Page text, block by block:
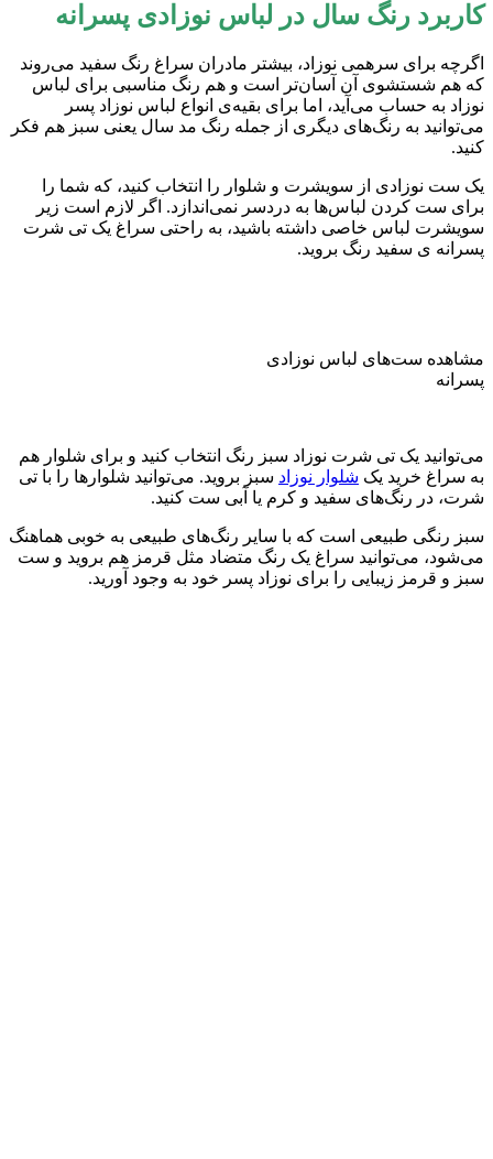
کاربرد رنگ سال در لباس نوزادی پسرانه
اگرچه برای سرهمی نوزاد، بیشتر مادران سراغ رنگ سفید می‌روند
که هم شستشوی آن آسان‌تر است و هم رنگ مناسبی برای لباس
نوزاد به حساب می‌آید، اما برای بقیه‌ی انواع لباس نوزاد پسر
می‌توانید به رنگ‌های دیگری از جمله رنگ مد سال یعنی سبز هم فکر
کنید.
یک ست نوزادی از سویشرت و شلوار را انتخاب کنید، که شما را
برای ست کردن لباس‌ها به دردسر نمی‌اندازد. اگر لازم است زیر
سویشرت لباس خاصی داشته باشید، به راحتی سراغ یک تی شرت
پسرانه ی سفید رنگ بروید.
مشاهده ست‌های لباس نوزادی
پسرانه
می‌توانید یک تی شرت نوزاد سبز رنگ انتخاب کنید و برای شلوار هم
به سراغ خرید یک شلوار نوزاد سبز بروید. می‌توانید شلوارها را با تی
شرت، در رنگ‌های سفید و کرم یا آبی ست کنید.
سبز رنگی طبیعی است که با سایر رنگ‌های طبیعی به خوبی هماهنگ
می‌شود، می‌توانید سراغ یک رنگ متضاد مثل قرمز هم بروید و ست
سبز و قرمز زیبایی را برای نوزاد پسر خود به وجود آورید.